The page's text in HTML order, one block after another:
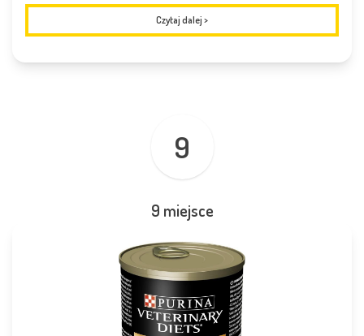
Czytaj dalej >
9
9 miejsce